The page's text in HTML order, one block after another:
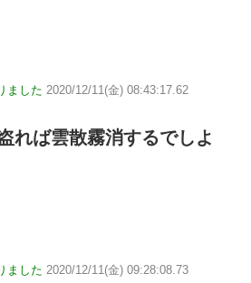
ました 2020/12/11(金) 08:43:17.62
れば雲散霧消するでしよ
ました 2020/12/11(金) 09:28:08.73